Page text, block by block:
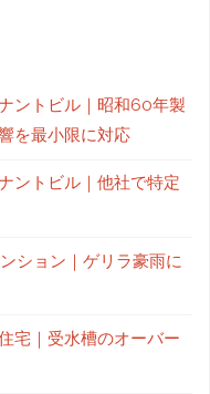
ントビル｜昭和60年製
を最小限に対応
ントビル｜他社で特定
ション｜ゲリラ豪雨に
宅｜受水槽のオーバー